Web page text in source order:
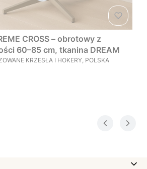
CROSS – obrotowy z
60–85 cm, tkanina DREAM
KRZESŁA I HOKERY, POLSKA